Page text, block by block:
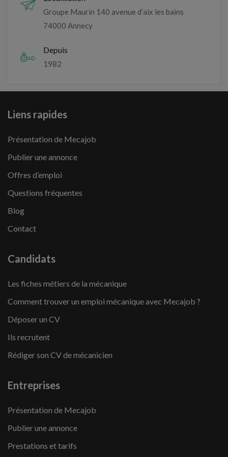
Groupe Maurin 140 avenue d’aix les bains
74000 Annecy
Depuis
1982
Liens rapides
Présentation de Mecajob
Publier une annonce
Offres d’emploi
Questions fréquentes
Blog
Contact
Candidats
Les fiches métiers de la mécanique
Comment trouver un emploi mécanique avec Mecajob ?
Déposer un CV
Ils recrutent
Rédiger son CV de mécanicien
Entreprises
Présentation de Mecajob
Publier une annonce
Prestations et tarifs